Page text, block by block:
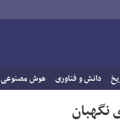
دانش و فناوری هوش مصنوعی
نگهبان